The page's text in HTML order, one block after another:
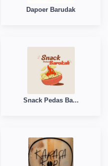
Dapoer Barudak
Snack Pedas Ba...